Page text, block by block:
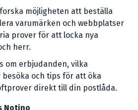
möjligheten att beställa
varumärken och webbplatser
prover för att locka nya
herr.
om erbjudanden, vilka
och tips för att öka
direkt till din postlåda.
Notino